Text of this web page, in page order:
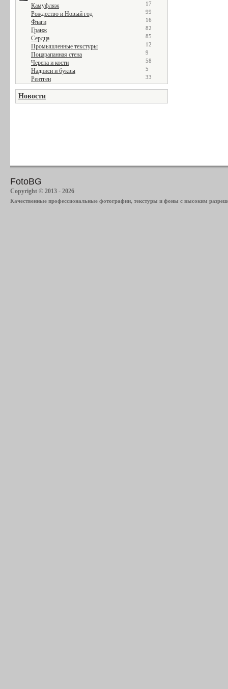
Камуфляж 17
Рождество и Новый год 99
Флаги 16
Гранж 82
Сердца 85
Промышленные текстуры 12
Поцарапанная стена 9
Черепа и кости 58
Надписи и буквы 5
Рентген 33
Новости
FotoBG
Copyright © 2013 - 2026
Качественные профессиональные фотографии, текстуры и фоны с высоким